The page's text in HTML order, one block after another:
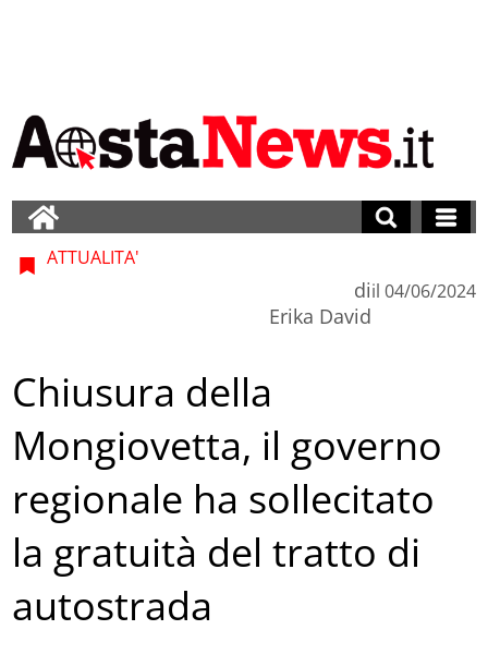
ATTUALITA'
di
Erika David
il 04/06/2024
Chiusura della
Mongiovetta, il governo
regionale ha sollecitato
la gratuità del tratto di
autostrada